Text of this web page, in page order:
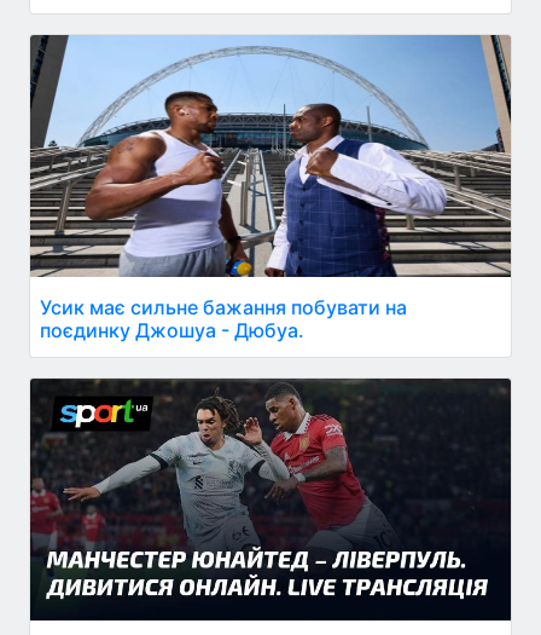
Усик має сильне бажання побувати на
поєдинку Джошуа - Дюбуа.